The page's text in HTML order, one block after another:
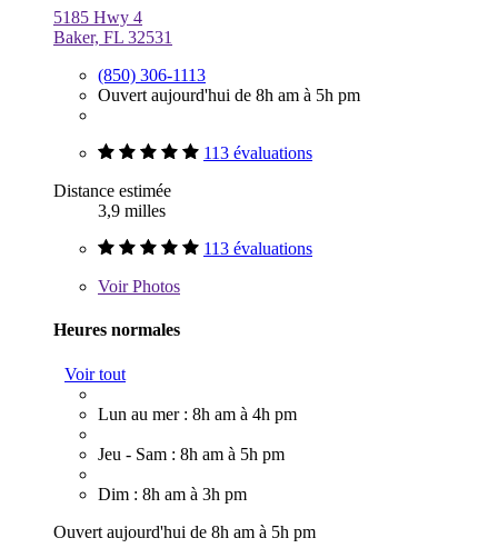
5185 Hwy 4
Baker, FL 32531
(850) 306-1113
Ouvert aujourd'hui de 8h am à 5h pm
113 évaluations
Distance estimée
3,9 milles
113 évaluations
VoirPhotos
Heures normales
Voir tout
Lun au mer : 8h am à 4h pm
Jeu - Sam : 8h am à 5h pm
Dim : 8h am à 3h pm
Ouvert aujourd'hui de 8h am à 5h pm